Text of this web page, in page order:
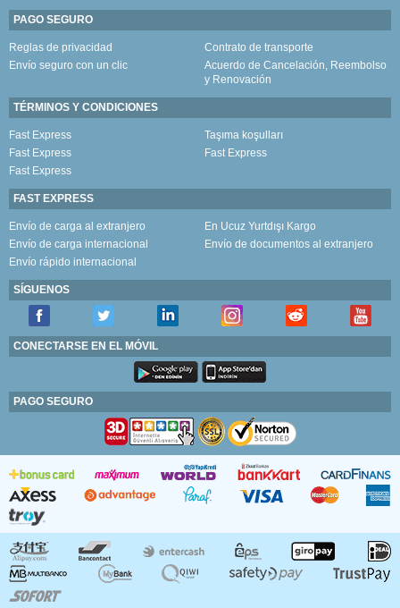
PAGO SEGURO
Reglas de privacidad
Contrato de transporte
Envío seguro con un clic
Acuerdo de Cancelación, Reembolso
y Renovación
TÉRMINOS Y CONDICIONES
Fast Express
Taşıma koşulları
Fast Express
Fast Express
Fast Express
FAST EXPRESS
Envío de carga al extranjero
En Ucuz Yurtdışı Kargo
Envío de carga internacional
Envío de documentos al extranjero
Envío rápido internacional
SÍGUENOS
CONECTARSE EN EL MÓVIL
PAGO SEGURO